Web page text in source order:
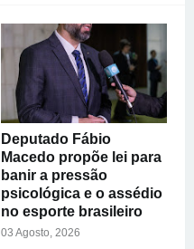
Deputado Fábio
Macedo propõe lei para
banir a pressão
psicológica e o assédio
no esporte brasileiro
03 Agosto, 2026